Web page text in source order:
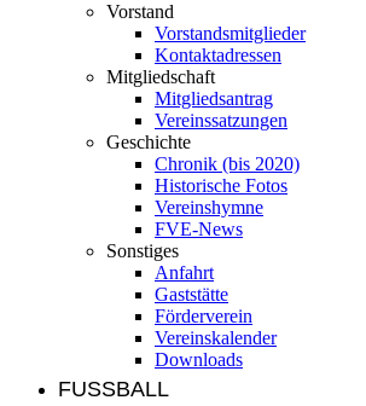
Vorstand
Vorstandsmitglieder
Kontaktadressen
Mitgliedschaft
Mitgliedsantrag
Vereinssatzungen
Geschichte
Chronik (bis 2020)
Historische Fotos
Vereinshymne
FVE-News
Sonstiges
Anfahrt
Gaststätte
Förderverein
Vereinskalender
Downloads
FUSSBALL